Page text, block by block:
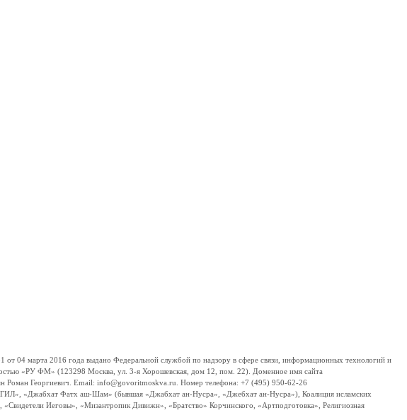
марта 2016 года выдано Федеральной службой по надзору в сфере связи, информационных технологий и
«РУ ФМ» (123298 Москва, ул. 3-я Хорошевская, дом 12, пом. 22). Доменное имя сайта
Роман Георгиевич. Email: info@govoritmoskva.ru. Номер телефона: +7 (495) 950-62-26
«Джабхат Фатх аш-Шам» (бывшая «Джабхат ан-Нусра», «Джебхат ан-Нусра»), Коалиция исламских
Иеговы», «Мизантропик Дивижн», «Братство» Корчинского, «Артподготовка», Религиозная